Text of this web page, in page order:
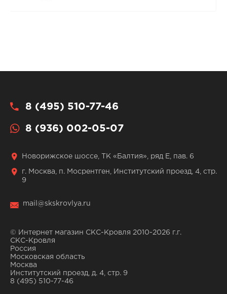
8 (495) 510-77-46
8 (936) 002-05-07
Новорижское шоссе, ТК «Балтия», ряд Е, пав. 6
г. Москва, п. Мосрентген, Институтский проезд, 4, стр.
9
mail@skskrovlya.ru
© Интернет магазин СКС-Кровля 2010-2026 г.г.
СКС-Кровля
Россия
Московская область
Москва
Институтский проезд, д. 4, стр. 9
8 (495) 510-77-46